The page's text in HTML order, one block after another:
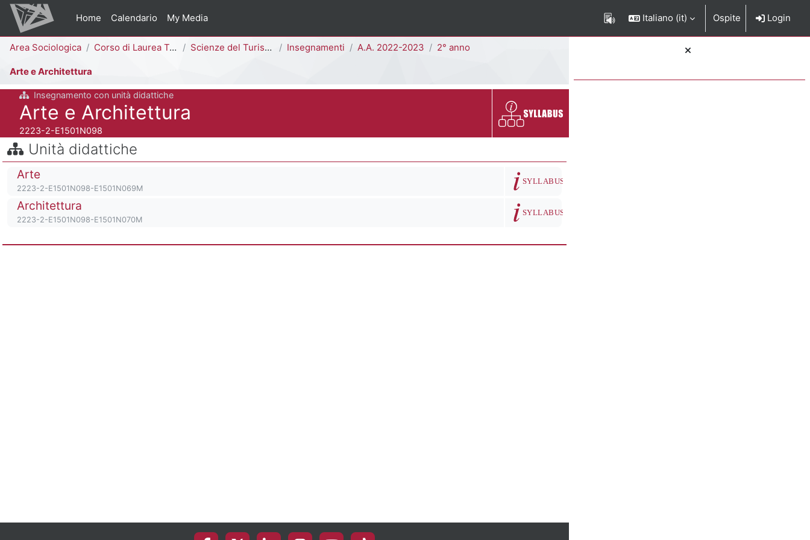
Vai al contenuto principale
Home
Calendario My Media Italiano ‎(it)‎ Ospite Login
Percorso della pagina
Area Sociologica Corso di Laurea Triennale Scienze del Turismo e Comunità Locale [E1503N - E1501N] Insegnamenti A.A. 2022-2023 2° anno
Arte e Architettura
Insegnamento con unità didattiche
Titolo del corso
Arte e Architettura
Codice identificativo del corso
2223-2-E1501N098
Descrizione del corso
Blocchi
Salta Unità didattiche
Unità didattiche
Titolo del corso
Arte
Codice identificativo del corso
2223-2-E1501N098-E1501N069M
Descrizione del corso
SYLLABUS
Titolo del corso
Architettura
Codice identificativo del corso
2223-2-E1501N098-E1501N070M
Descrizione del corso
SYLLABUS